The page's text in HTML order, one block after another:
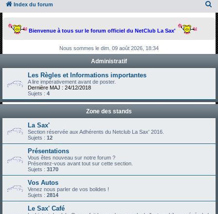
Index du forum
Bienvenue à tous sur le forum officiel du NetClub La Sax'
Nous sommes le dim. 09 août 2026, 18:34
Administratif
Les Règles et Informations importantes
A lire impérativement avant de poster.
Dernière MAJ : 24/12/2018
Sujets : 4
Zone des stands
La Sax'
Section réservée aux Adhérents du Netclub La Sax' 2016.
Sujets : 12
Présentations
Vous êtes nouveau sur notre forum ?
Présentez-vous avant tout sur cette section.
Sujets : 3170
Vos Autos
Venez nous parler de vos bolides !
Sujets : 2814
Le Sax' Café